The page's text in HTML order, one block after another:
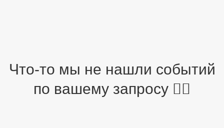
Что-то мы не нашли событий
по вашему запросу 🤷‍♂️